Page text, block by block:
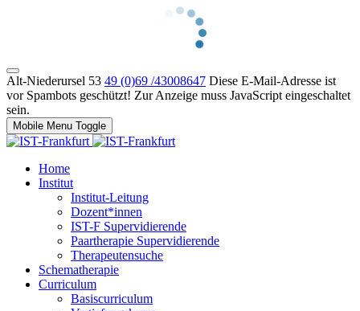
Alt-Niederursel 53 49 (0)69 /43008647 Diese E-Mail-Adresse ist
vor Spambots geschützt! Zur Anzeige muss JavaScript eingeschaltet
sein.
Mobile Menu Toggle
Home
Institut
Institut-Leitung
Dozent*innen
IST-F Supervidierende
Paartherapie Supervidierende
Therapeutensuche
Schematherapie
Curriculum
Basiscurriculum